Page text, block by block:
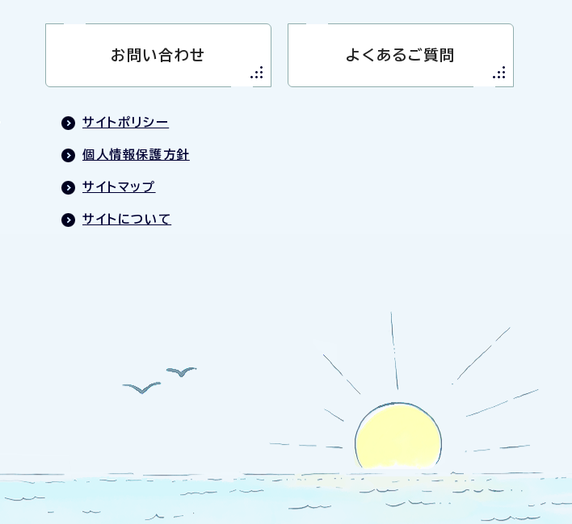
お問い合わせ よくあるご質問
サイトポリシー
個人情報保護方針
サイトマップ
サイトについて